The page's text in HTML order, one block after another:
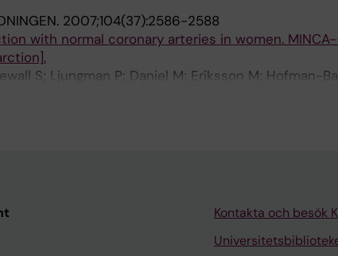
2007;104(37):2586-2588
with normal coronary arteries in women.
S; Ljungman P; Daniel M; Eriksson M; Hofman-
Kontakta och besök